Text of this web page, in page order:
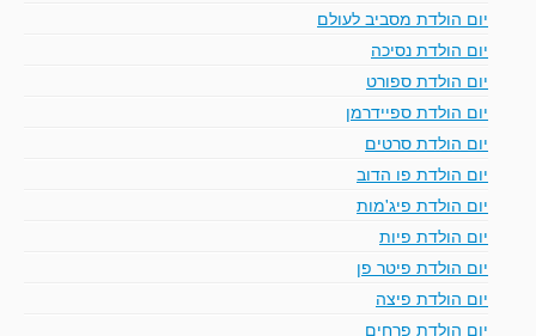
יום הולדת מסביב לעולם
יום הולדת נסיכה
יום הולדת ספורט
יום הולדת ספיידרמן
יום הולדת סרטים
יום הולדת פו הדוב
יום הולדת פיג'מות
יום הולדת פיות
יום הולדת פיטר פן
יום הולדת פיצה
יום הולדת פרחים